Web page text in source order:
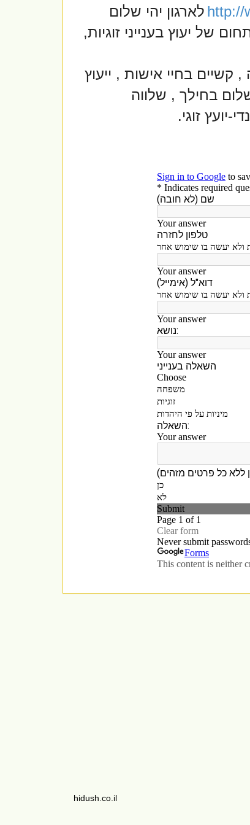
http:// לארגון יהי שלום
של יעוץ בענייני זוגיות,
, קשיים בחיי אישות , ייעוץ
שלום בחילך , שלווה
יועץ זוגי.
hidush.co.il